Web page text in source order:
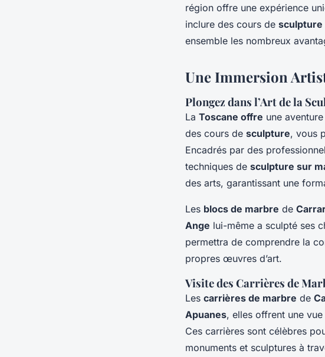
région offre une expérience
inclure des cours de sculpture
ensemble les nombreux
Une Immersion
Plongez dans l’Art de la
La Toscane offre une
des cours de sculpture, vous
Encadrés par des
techniques de sculpture sur
des arts, garantissant une
Les blocs de marbre de
Ange lui-même a sculpté ses
permettra de comprendre la
propres œuvres d’art.
Visite des Carrières de
Les carrières de marbre de
Apuanes, elles offrent une
Ces carrières sont célèbres
monuments et sculptures à